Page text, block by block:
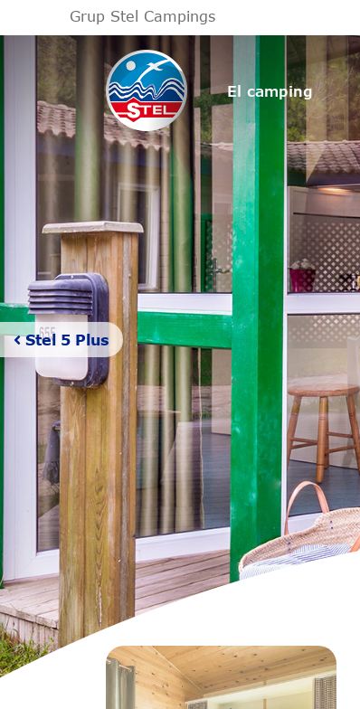
Grup Stel Campings
El camping
Stel 5 Plus